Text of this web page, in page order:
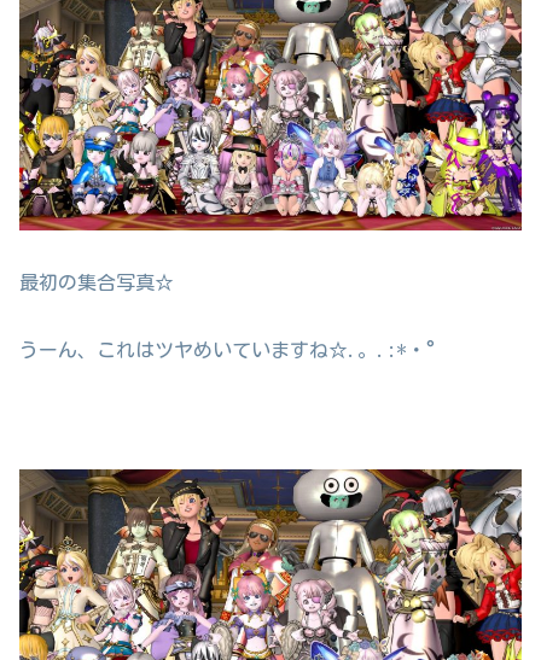
最初の集合写真☆
うーん、これはツヤめいていますね☆.。.:*・°